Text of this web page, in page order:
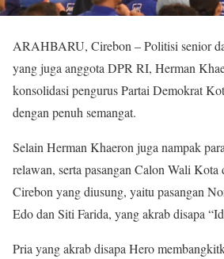
ARAHBARU, Cirebon – Politisi senior
yang juga anggota DPR RI, Herman
konsolidasi pengurus Partai Demokrat
dengan penuh semangat.
Selain Herman Khaeron juga nampak
relawan, serta pasangan Calon Wali
Cirebon yang diusung, yaitu pasangan
Edo dan Siti Farida, yang akrab disapa
Pria yang akrab disapa Hero